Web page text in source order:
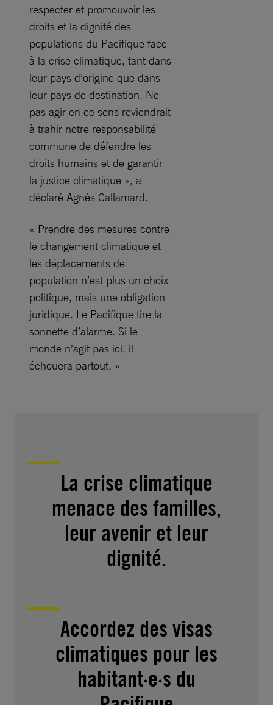
respecter et promouvoir les
droits et la dignité des
populations du Pacifique face
à la crise climatique, tant dans
leur pays d’origine que dans
leur pays de destination. Ne
pas agir en ce sens reviendrait
à trahir notre responsabilité
commune de défendre les
droits humains et de garantir
la justice climatique », a
déclaré Agnès Callamard.
« Prendre des mesures contre
le changement climatique et
les déplacements de
population n’est plus un choix
politique, mais une obligation
juridique. Le Pacifique tire la
sonnette d’alarme. Si le
monde n’agit pas ici, il
échouera partout. »
La crise climatique
menace des familles,
leur avenir et leur
dignité.
Accordez des visas
climatiques pour les
habitant·e·s du